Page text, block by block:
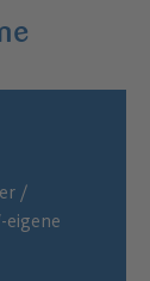
/
eigene